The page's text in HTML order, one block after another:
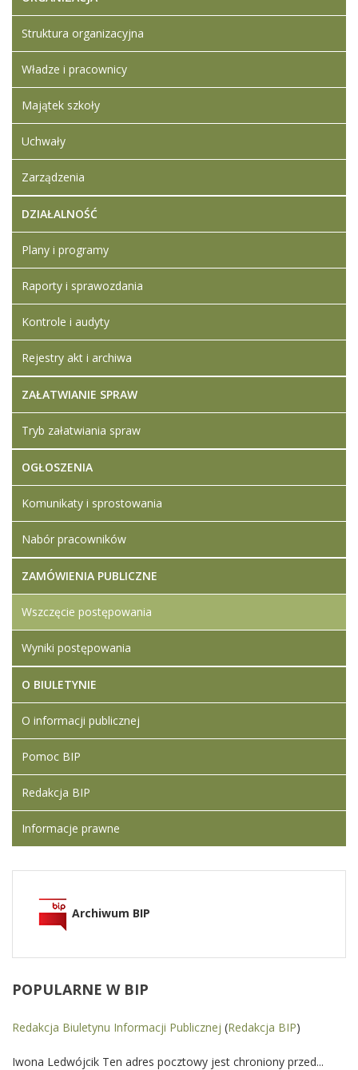
2
warzywa i
owoce
Wzór umowy
2023 zał nr 5
Opis
zał nr 1
Formularz
nr 4b
Wzór
formularza
cenowego
zał nr 4a
Oświadczenie
o braku
podstaw
spełniania
warunków
zał nr 3
Oświadczenie
art. 7 ust. 1
Artykuł został
zmieniony.
25
2023
09:35
Ledwójcik
Artykuł został
zmieniony.
Usunięte
SWZ
warzywa i
owoce
Dodane
załączniki
Warzywa i
Owoce
styczeń
2023
14:49
Struktura organizacyjna
Władze i pracownicy
Majątek szkoły
Uchwały
Zarządzenia
DZIAŁALNOŚĆ
Plany i programy
Raporty i sprawozdania
Kontrole i audyty
Rejestry akt i archiwa
ZAŁATWIANIE SPRAW
Tryb załatwiania spraw
OGŁOSZENIA
Komunikaty i sprostowania
Nabór pracowników
ZAMÓWIENIA PUBLICZNE
Wszczęcie postępowania
Wyniki postępowania
O BIULETYNIE
O informacji publicznej
Pomoc BIP
Redakcja BIP
Informacje prawne
Archiwum BIP
POPULARNE W BIP
Redakcja Biuletynu Informacji Publicznej (Redakcja BIP)
Iwona Ledwójcik Ten adres pocztowy jest chroniony przed...